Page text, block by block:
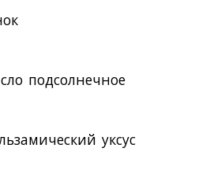
подсолнечное
уксус